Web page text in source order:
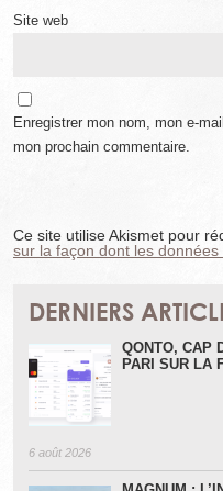
Site web
Enregistrer mon nom, mon e-
mon prochain commentaire.
Ce site utilise Akismet pour
sur la façon dont les
DERNIERS
QONTO, CAP
PARI SUR LA
6 août 2026